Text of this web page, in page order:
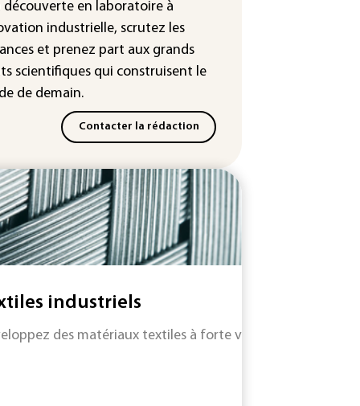
dans les prochains jours en
découverte en laboratoire à
industrielle, scrutez les
et prenez part aux grands
scientifiques qui construisent le
de demain.
Contacter la rédaction
industriels
des matériaux textiles à forte valeur ajoutée